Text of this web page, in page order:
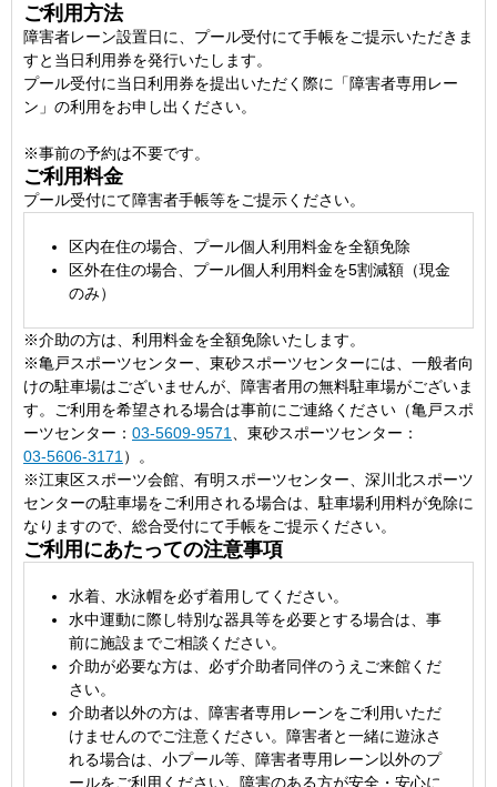
ご利用方法
障害者レーン設置日に、プール受付にて手帳をご提示いただきま
すと当日利用券を発行いたします。
プール受付に当日利用券を提出いただく際に「障害者専用レー
ン」の利用をお申し出ください。
※事前の予約は不要です。
ご利用料金
プール受付にて障害者手帳等をご提示ください。
区内在住の場合、プール個人利用料金を全額免除
区外在住の場合、プール個人利用料金を5割減額（現金
のみ）
※介助の方は、利用料金を全額免除いたします。
※亀戸スポーツセンター、東砂スポーツセンターには、一般者向
けの駐車場はございませんが、障害者用の無料駐車場がございま
す。ご利用を希望される場合は事前にご連絡ください（亀戸スポ
ーツセンター： 03-5609-9571
、東砂スポーツセンター：
03-5606-3171 ）。
※江東区スポーツ会館、有明スポーツセンター、深川北スポーツ
センターの駐車場をご利用される場合は、駐車場利用料が免除に
なりますので、総合受付にて手帳をご提示ください。
ご利用にあたっての注意事項
水着、水泳帽を必ず着用してください。
水中運動に際し特別な器具等を必要とする場合は、事
前に施設までご相談ください。
介助が必要な方は、必ず介助者同伴のうえご来館くだ
さい。
介助者以外の方は、障害者専用レーンをご利用いただ
けませんのでご注意ください。障害者と一緒に遊泳さ
れる場合は、小プール等、障害者専用レーン以外のプ
ールをご利用ください。障害のある方が安全・安心に